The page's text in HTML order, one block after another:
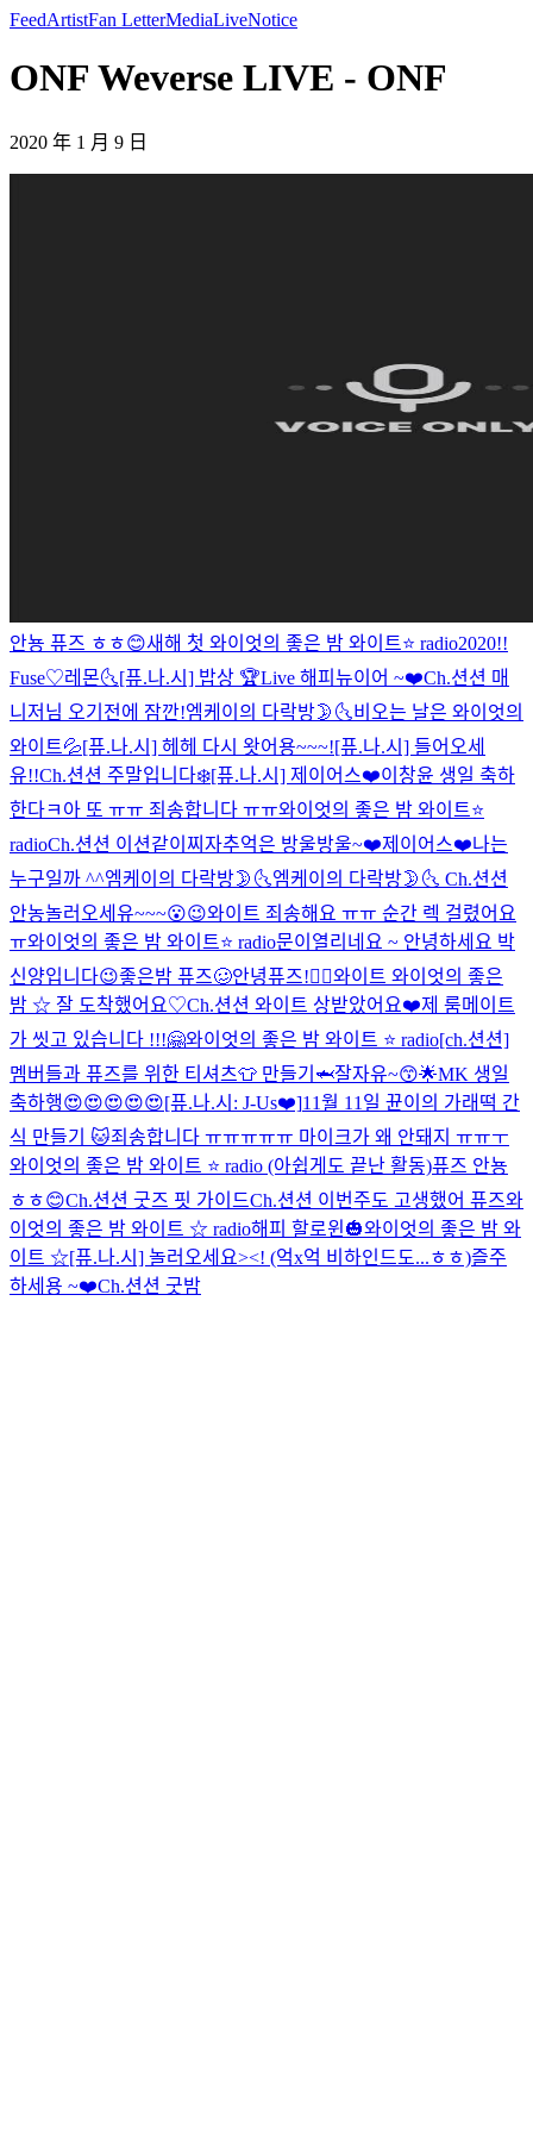
FeedArtistFan LetterMediaLiveNotice
ONF Weverse LIVE - ONF
2020 年 1 月 9 日
안뇽 퓨즈 ㅎㅎ😊새해 첫 와이엇의 좋은 밤 와이트⭐️ radio2020!!
Fuse♡레몬🌜[퓨.나.시] 밥상 🏆Live 해피뉴이어 ~❤️Ch.션션 매
니저님 오기전에 잠깐!엠케이의 다락방🌛🌜비오는 날은 와이엇의
와이트💦[퓨.나.시] 헤헤 다시 왓어용~~~![퓨.나.시] 들어오세
유!!Ch.션션 주말입니다❄️[퓨.나.시] 제이어스❤️이창윤 생일 축하
한다ㅋ 아 또 ㅠㅠ 죄송합니다 ㅠㅠ와이엇의 좋은 밤 와이트⭐️
radioCh.션션 이션같이찌자추억은 방울방울~❤️제이어스❤️나는
누구일까 ^^엠케이의 다락방🌛🌜엠케이의 다락방🌛🌜 Ch.션션
안농놀러오세유~~~😮😉와이트 죄송해요 ㅠㅠ 순간 렉 걸렸어요
ㅠ와이엇의 좋은 밤 와이트⭐️ radio문이열리네요 ~ 안녕하세요 박
신양입니다😉좋은밤 퓨즈🥴안녕퓨즈!👍🏻와이트 와이엇의 좋은
밤 ☆ 잘 도착했어요♡Ch.션션 와이트 상받았어요❤️제 룸메이트
가 씻고 있습니다 !!!🤗와이엇의 좋은 밤 와이트 ⭐️ radio[ch.션션]
멤버들과 퓨즈를 위한 티셔츠👕 만들기🦈잘자유~😙🌟MK 생일
축하행😍😍😍😍😍[퓨.나.시: J-Us❤️]11월 11일 뀬이의 가래떡 간
식 만들기 🐱죄송합니다 ㅠㅠㅠㅠㅠ 마이크가 왜 안돼지 ㅠㅠㅜ
와이엇의 좋은 밤 와이트 ⭐️ radio (아쉽게도 끝난 활동)퓨즈 안뇽
ㅎㅎ😊Ch.션션 굿즈 핏 가이드Ch.션션 이번주도 고생했어 퓨즈와
이엇의 좋은 밤 와이트 ☆ radio해피 할로윈🎃와이엇의 좋은 밤 와
이트 ☆[퓨.나.시] 놀러오세요><! (억x억 비하인드도...ㅎㅎ)즐주
하세용 ~❤️Ch.션션 굿밤